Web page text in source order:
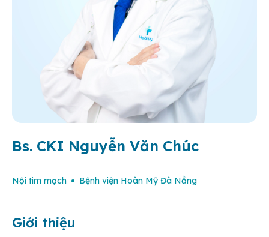
Bs. CKI Nguyễn Văn Chúc
Nội tim mạch Bệnh viện Hoàn Mỹ Đà Nẵng
Giới thiệu